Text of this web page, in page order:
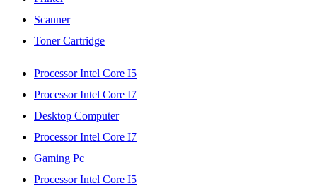
Scanner
Toner Cartridge
Processor Intel Core I5
Processor Intel Core I7
Desktop Computer
Processor Intel Core I7
Gaming Pc
Processor Intel Core I5